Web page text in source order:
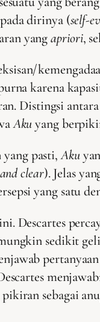
dirinya (self-
yangapriori,
karena
Distingsi
Akuyang
yang pasti,Aku
clear). Jelas
yang satu
Descartes
sedikit
sebagai